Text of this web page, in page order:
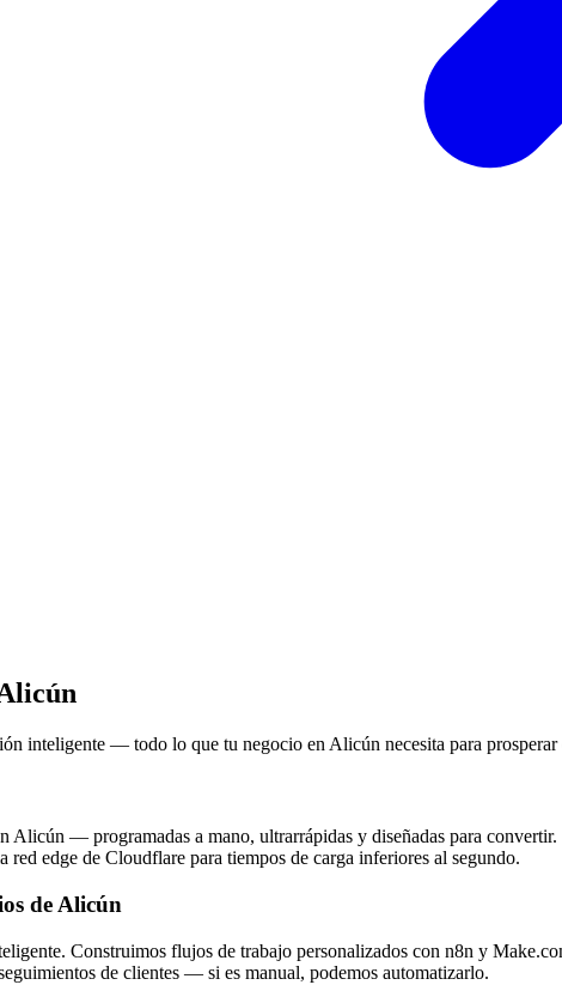
inteligente — todo lo que tu negocio en Alicún necesita para prosperar
Alicún — programadas a mano, ultrarrápidas y diseñadas para
edge de Cloudflare para tiempos de carga inferiores al segundo.
de Alicún
Construimos flujos de trabajo personalizados con n8n y
de clientes — si es manual, podemos automatizarlo.